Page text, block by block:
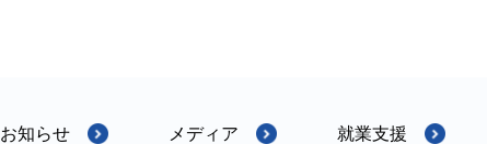
お知らせ メディア 就業支援